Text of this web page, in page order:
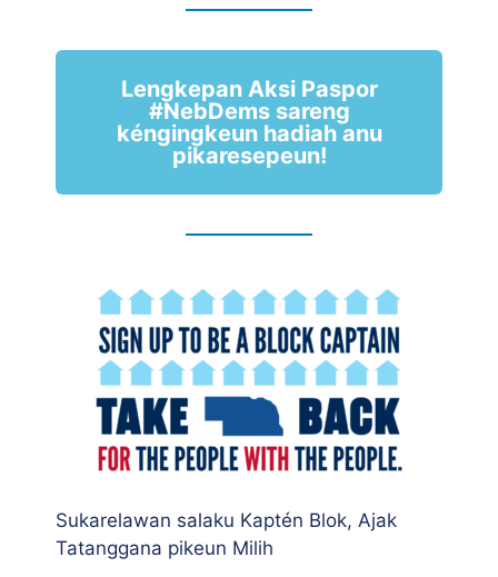
Lengkepan Aksi Paspor
#NebDems sareng
kéngingkeun hadiah anu
pikaresepeun!
Sukarelawan salaku Kaptén Blok, Ajak
Tatanggana pikeun Milih